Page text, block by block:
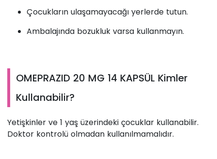
Çocukların ulaşamayacağı yerlerde tutun.
Ambalajında bozukluk varsa kullanmayın.
OMEPRAZID 20 MG 14 KAPSÜL Kimler
Kullanabilir?
Yetişkinler ve 1 yaş üzerindeki çocuklar kullanabilir.
Doktor kontrolü olmadan kullanılmamalıdır.